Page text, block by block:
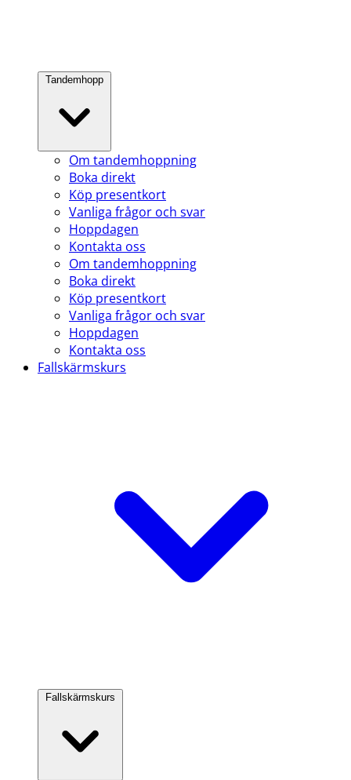
Tandemhopp
Om tandemhoppning
Boka direkt
Köp presentkort
Vanliga frågor och svar
Hoppdagen
Kontakta oss
Om tandemhoppning
Boka direkt
Köp presentkort
Vanliga frågor och svar
Hoppdagen
Kontakta oss
Fallskärmskurs
Fallskärmskurs